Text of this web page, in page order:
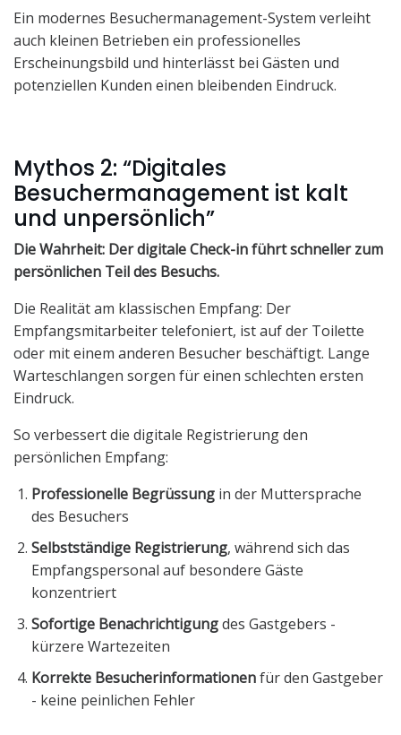
Ein modernes Besuchermanagement-System verleiht
auch kleinen Betrieben ein professionelles
Erscheinungsbild und hinterlässt bei Gästen und
potenziellen Kunden einen bleibenden Eindruck.
Mythos 2: “Digitales
Besuchermanagement ist kalt
und unpersönlich”
Die Wahrheit: Der digitale Check-in führt schneller zum
persönlichen Teil des Besuchs.
Die Realität am klassischen Empfang: Der
Empfangsmitarbeiter telefoniert, ist auf der Toilette
oder mit einem anderen Besucher beschäftigt. Lange
Warteschlangen sorgen für einen schlechten ersten
Eindruck.
So verbessert die digitale Registrierung den
persönlichen Empfang:
Professionelle Begrüssung in der Muttersprache
des Besuchers
Selbstständige Registrierung, während sich das
Empfangspersonal auf besondere Gäste
konzentriert
Sofortige Benachrichtigungdes Gastgebers -
kürzere Wartezeiten
Korrekte Besucherinformationenfür den Gastgeber
- keine peinlichen Fehler